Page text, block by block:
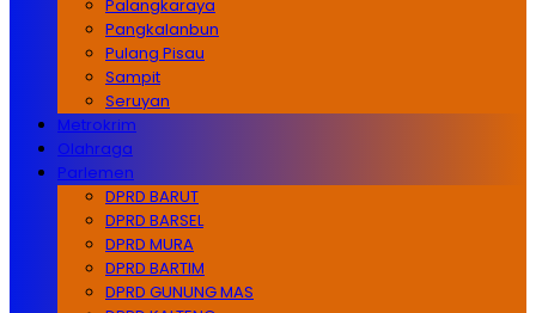
Palangkaraya
Pangkalanbun
Pulang Pisau
Sampit
Seruyan
Metrokrim
Olahraga
Parlemen
DPRD BARUT
DPRD BARSEL
DPRD MURA
DPRD BARTIM
DPRD GUNUNG MAS